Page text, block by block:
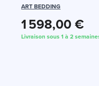
ART BEDDING
1 598,00 €
Livraison sous 1 à 2